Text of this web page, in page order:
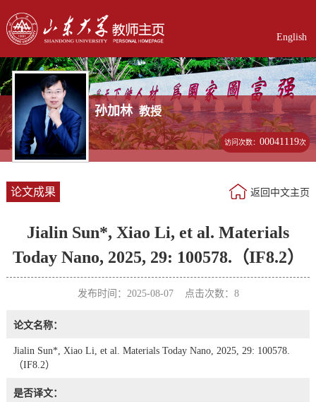
English
孙加林 教授
访问次数：00041119次
论文成果 返回中文主页
Jialin Sun*, Xiao Li, et al. Materials
Today Nano, 2025, 29: 100578.（IF8.2）
发布时间：2025-08-07 点击次数： 8
论文名称：
Jialin Sun*, Xiao Li, et al. Materials Today Nano, 2025, 29: 100578.
（IF8.2）
是否译文：